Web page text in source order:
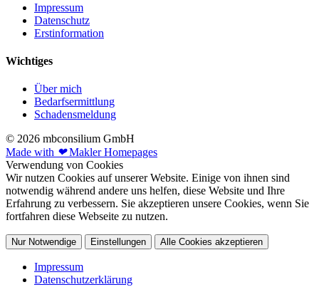
Impressum
Datenschutz
Erstinformation
Wichtiges
Über mich
Bedarfsermittlung
Schadensmeldung
© 2026 mbconsilium GmbH
Made with ❤Makler Homepages
Verwendung von Cookies
Wir nutzen Cookies auf unserer Website. Einige von ihnen sind
notwendig während andere uns helfen, diese Website und Ihre
Erfahrung zu verbessern. Sie akzeptieren unsere Cookies, wenn Sie
fortfahren diese Webseite zu nutzen.
Nur Notwendige Einstellungen Alle Cookies akzeptieren
Impressum
Datenschutzerklärung